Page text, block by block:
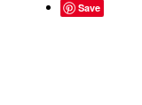
Save